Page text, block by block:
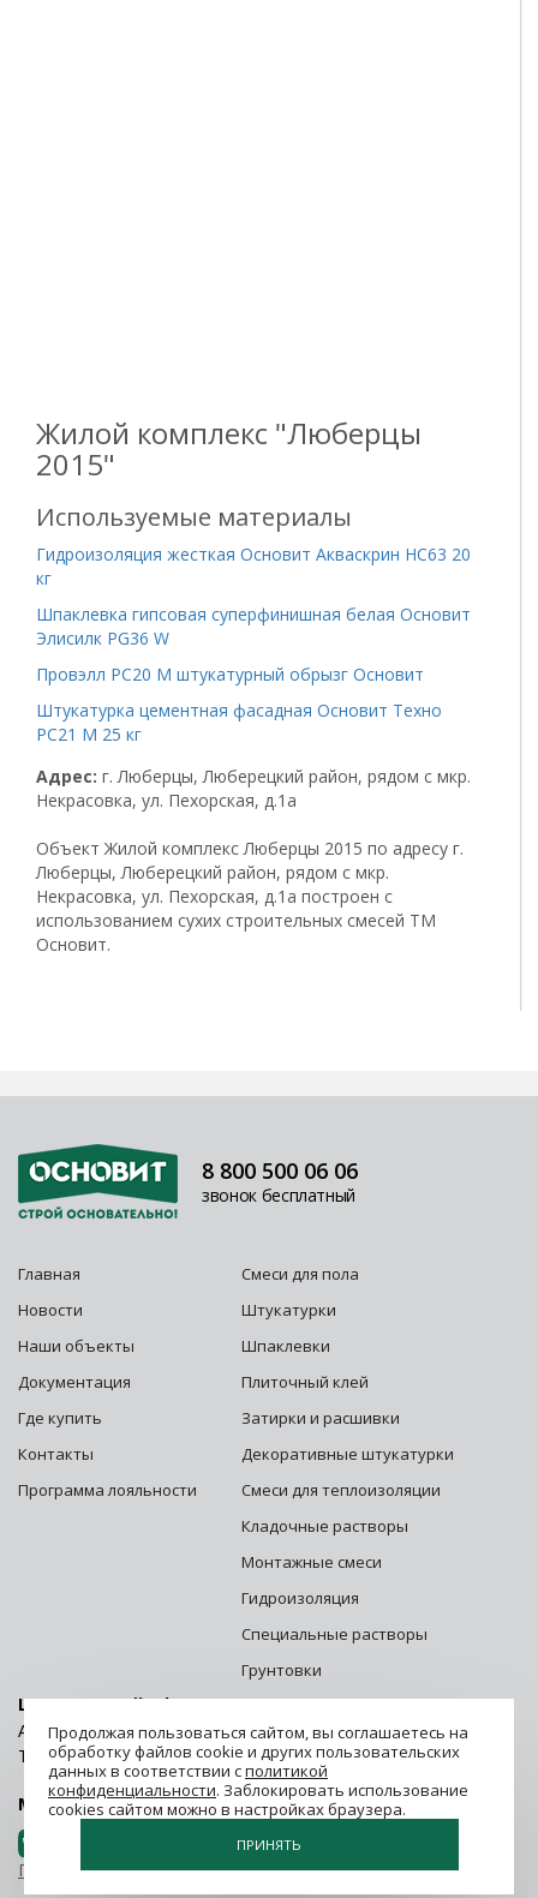
Жилой комплекс "Люберцы
2015"
Используемые материалы
Гидроизоляция жесткая Основит Акваскрин HC63 20
кг
Шпаклевка гипсовая суперфинишная белая Основит
Элисилк PG36 W
Провэлл PC20 M штукатурный обрызг Основит
Штукатурка цементная фасадная Основит Техно
PC21 M 25 кг
Адрес: г. Люберцы, Люберецкий район, рядом с мкр.
Некрасовка, ул. Пехорская, д.1а
Объект Жилой комплекс Люберцы 2015 по адресу г.
Люберцы, Люберецкий район, рядом с мкр.
Некрасовка, ул. Пехорская, д.1а построен с
использованием сухих строительных смесей ТМ
Основит.
Главная
Новости
Наши объекты
Документация
Где купить
Контакты
Программа лояльности
Смеси для пола
Штукатурки
Шпаклевки
Плиточный клей
Затирки и расшивки
Декоративные штукатурки
Смеси для теплоизоляции
Кладочные растворы
Монтажные смеси
Гидроизоляция
Специальные растворы
Грунтовки
8 800 500 06 06
звонок бесплатный
Центральный офис г. Москва:
Адрес: 125252, г. Москва, ул. Зорге, д. 28 стр. 1
Телефон:8 (800) 500-06-06
Мы в социальных сетях.Присоединяйся!
Политика конфиденциальности
Продолжая пользоваться сайтом, вы соглашаетесь на
обработку файлов cookie и других пользовательских
данных в соответствии сполитикой
конфиденциальности. Заблокировать использование
cookies сайтом можно в настройках браузера.
ПРИНЯТЬ